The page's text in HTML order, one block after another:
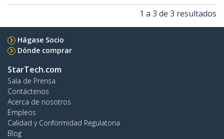
1 a 3 de 3 resultados
Hágase Socio
Dónde comprar
StarTech.com
Sala de Prensa
Contáctenos
Acerca de nosotros
Empleos
Calidad y Conformidad Regulatoria
Blog